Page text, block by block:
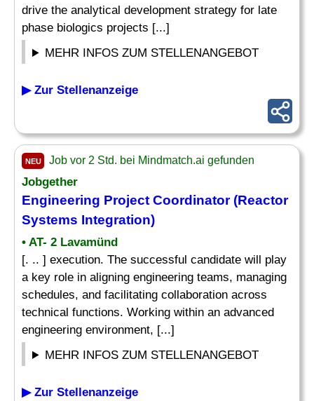
drive the analytical development strategy for late
phase biologics projects [...]
MEHR INFOS ZUM STELLENANGEBOT
▶ Zur Stellenanzeige
NEU Job vor 2 Std. bei Mindmatch.ai gefunden
Jobgether
Engineering Project Coordinator (Reactor
Systems Integration)
• AT- 2 Lavamünd
[. .. ] execution. The successful candidate will play
a key role in aligning engineering teams, managing
schedules, and facilitating collaboration across
technical functions. Working within an advanced
engineering environment, [...]
MEHR INFOS ZUM STELLENANGEBOT
▶ Zur Stellenanzeige